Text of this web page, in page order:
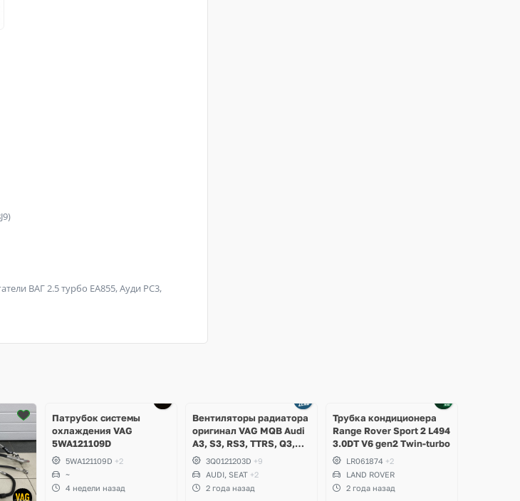
ВАГ 2.5 турбо ЕА855, Ауди РС3,
Патрубок системы
охлаждения VAG
5WA121109D
5WA121109D +2
~
4 недели назад
Вентиляторы радиатора
оригинал VAG MQB Audi
A3, S3, RS3, TTRS, Q3,
RSQ3, Volkswagen
Tiguan 2, Allspace,
Arteon, Passat B8,
Multivan, Transporter T6,
3Q0121203D +9
AUDI, SEAT +2
2 года назад
Трубка кондиционера
Range Rover Sport 2 L494
3.0DT V6 gen2 Twin-turbo
LR061874 +2
LAND ROVER
2 года назад